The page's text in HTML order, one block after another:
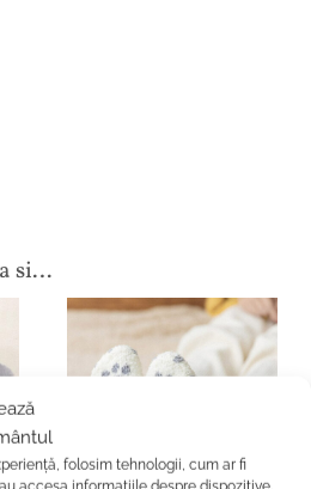
folosim tehnologii, cum ar fi
si…